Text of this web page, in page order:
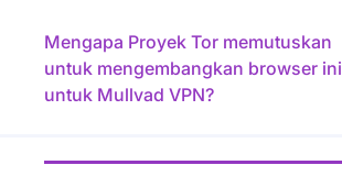
Mengapa Proyek Tor memutuskan
untuk mengembangkan browser ini
untuk Mullvad VPN?